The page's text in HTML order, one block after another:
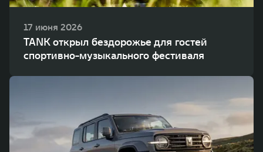
17 июня 2026
TANK открыл бездорожье для гостей
спортивно-музыкального фестиваля